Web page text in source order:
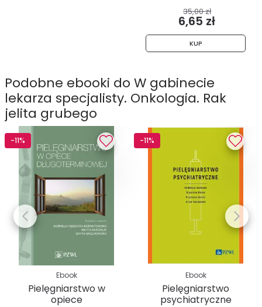
35,00 zł
6,65 zł
KUP
Podobne ebooki do W gabinecie
lekarza specjalisty. Onkologia. Rak
jelita grubego
-11%
Ebook
Pielęgniarstwo w
opiece
-11%
Ebook
Pielęgniarstwo
psychiatryczne